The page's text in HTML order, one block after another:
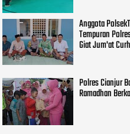
Anggota
Tempuran
Giat Jum'at
Polres Cianjur
Ramadhan